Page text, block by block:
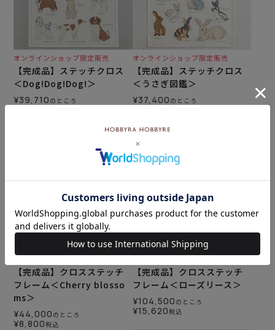
オンラインショップ限定販売
【完成品】ステッチクロス
＜Dog!Dog!Dog!＞
¥39,710 のところ
オンラインショップ限定販売
【完成品】ステッチクロス
＜うさぎ図鑑＞
¥37,400 のところ
カートに入れる
【完成品】クロスステッチ
フレーム＜Cherry blosso
ms＞
¥44,000 のところ
¥8,800税込
【完成品】クロスステッチ
フレーム＜ローズリース＞
¥104,500 のところ
¥15,620税込